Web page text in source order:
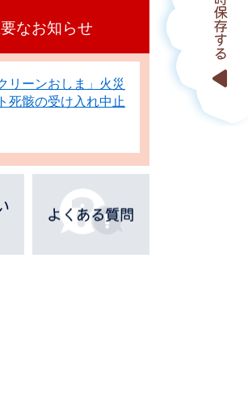
なお知らせ
リーンおしま」火災
死骸の受け入れ中止